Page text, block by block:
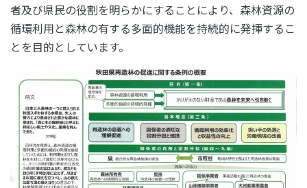
者及び県民の役割を明らかにすることにより、森林資源の
循環利用と森林の有する多面的機能を持続的に発揮するこ
とを目的としています。